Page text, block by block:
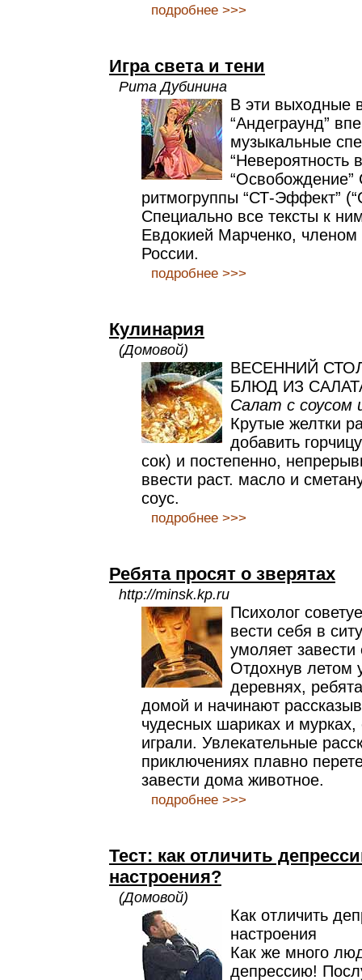
подробнее >>>
Игра света и тени
Рита Дубинина
В эти выходные
“Андеграунд”
музыкальные
“Невероятность
“Освобождение”
ритмогруппы “СТ-Эффект”
Специально все тексты к
Евдокией Марченко,
России.
подробнее >>>
Кулинария
(Домовой)
ВЕСЕННИЙ
БЛЮД ИЗ
Салат с соусом
Крутые желтки
добавить
сок) и постепенно,
ввести раст. масло и
соус.
подробнее >>>
Ребята просят о зверятах
http://minsk.kp.ru
Психолог
вести себя в
умоляет
Отдохнув летом
деревнях,
домой и начинают
чудесных шариках и
играли. Увлекательные
приключениях плавно
завести дома животное.
подробнее >>>
Тест: как отличить
настроения?
(Домовой)
Как отличить
настроения
Как же много
депрессию!